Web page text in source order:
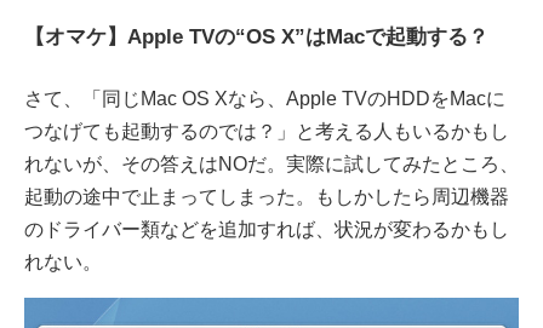
【オマケ】Apple TVの“OS X”はMacで起動する？
さて、「同じMac OS Xなら、Apple TVのHDDをMacに
つなげても起動するのでは？」と考える人もいるかもし
れないが、その答えはNOだ。実際に試してみたところ、
起動の途中で止まってしまった。もしかしたら周辺機器
のドライバー類などを追加すれば、状況が変わるかもし
れない。